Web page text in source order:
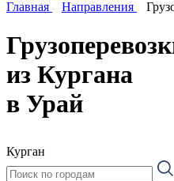
Главная
Направления
из Кургана
в Урай
Курган